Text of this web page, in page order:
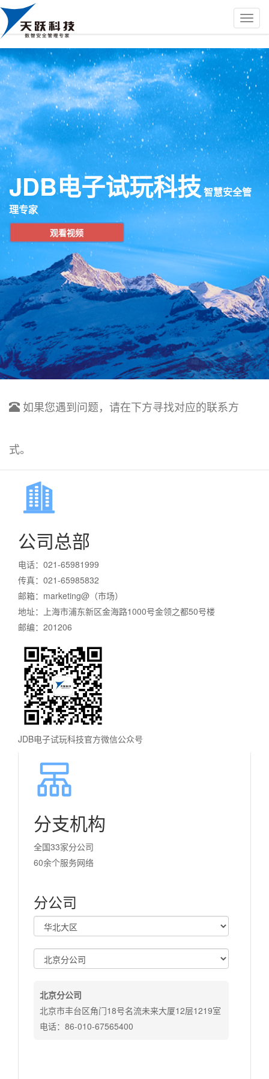
JDB电子试玩科技智慧安全管
理专家
观看视频
如果您遇到问题，请在下方寻找对应的联系方
式。
公司总部
电话：021-65981999
传真：021-65985832
邮箱：marketing@（市场）
地址：上海市浦东新区金海路1000号金领之都50号楼
邮编：201206
JDB电子试玩科技官方微信公众号
分支机构
全国33家分公司
60余个服务网络
分公司
北京分公司
北京市丰台区角门18号名流未来大厦12层1219室
电话：86-010-67565400